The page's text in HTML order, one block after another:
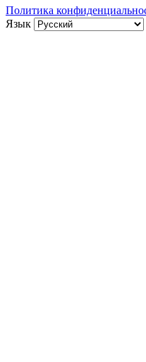
Политика
Язык